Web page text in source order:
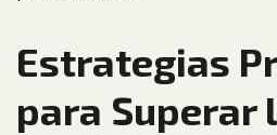
Estrategias
para Superar